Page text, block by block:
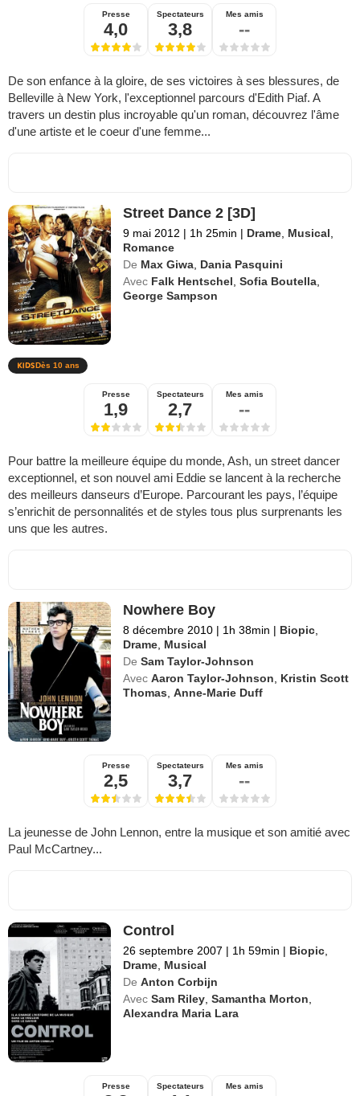
Presse
4,0
Spectateurs
3,8
Mes amis
--
De son enfance à la gloire, de ses victoires à ses blessures, de
Belleville à New York, l'exceptionnel parcours d'Edith Piaf. A
travers un destin plus incroyable qu'un roman, découvrez l'âme
d'une artiste et le coeur d'une femme...
Street Dance 2 [3D]
9 mai 2012 | 1h 25min | Drame Musical
Romance
De Max Giwa Dania Pasquini
Avec Falk Hentschel ,Sofia Boutella
George Sampson
Dès 10 ans
Presse
1,9
Spectateurs
2,7
Mes amis
--
Pour battre la meilleure équipe du monde, Ash, un street dancer
exceptionnel, et son nouvel ami Eddie se lancent à la recherche
des meilleurs danseurs d’Europe. Parcourant les pays, l’équipe
s’enrichit de personnalités et de styles tous plus surprenants les
uns que les autres.
Nowhere Boy
8 décembre 2010 | 1h 38min | Biopic
Drame Musical
De Sam Taylor-Johnson
Avec Aaron Taylor-Johnson
Kristin Scott
Thomas ,Anne-Marie Duff
Presse
2,5
Spectateurs
3,7
Mes amis
--
La jeunesse de John Lennon, entre la musique et son amitié avec
Paul McCartney...
Control
26 septembre 2007 | 1h 59min | Biopic
Drame Musical
De Anton Corbijn
Avec Sam Riley ,Samantha Morton
Alexandra Maria Lara
Presse Spectateurs Mes amis